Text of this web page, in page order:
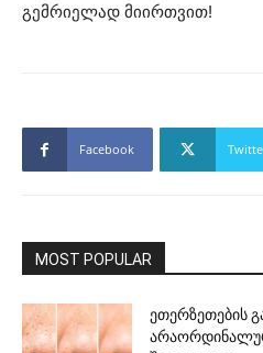
გემრიელად მიირთვით!
Facebook
MOST POPULAR
ეთერზეთების